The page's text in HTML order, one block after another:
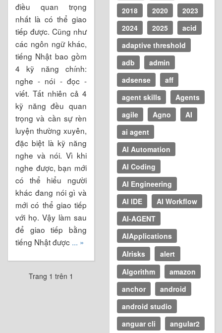
điều quan trọng
nhất là có thể giao
tiếp được. Cũng như
các ngôn ngữ khác,
tiếng Nhật bao gồm
4 kỹ năng chính:
nghe - nói - đọc -
viết. Tất nhiên cả 4
kỹ năng đều quan
trọng và cần sự rèn
luyện thường xuyên,
đặc biệt là kỹ năng
nghe và nói. Vì khi
nghe được, bạn mới
có thể hiểu người
khác đang nói gì và
mới có thể giao tiếp
với họ. Vậy làm sau
để giao tiếp bằng
tiếng Nhật được ... »
Trang 1 trên 1
2018
2020
2023
2024
2025
acid
adaptive threshold
adb
admin
adsense
aff
agent skills
Agents
agile
Agno
AI
ai agent
AI Automation
AI Coding
AI Engineering
AI IDE
AI Workflow
AI-AGENT
AIApplications
AIrisks
alert
Algorithm
amazon
anchor
android
android studio
anguar cli
angular2